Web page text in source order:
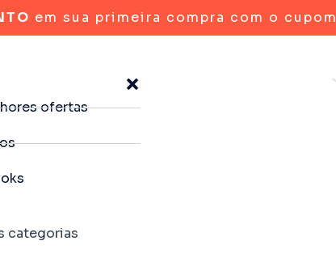
em sua primeira compra com o cupom
ofertas
categorias